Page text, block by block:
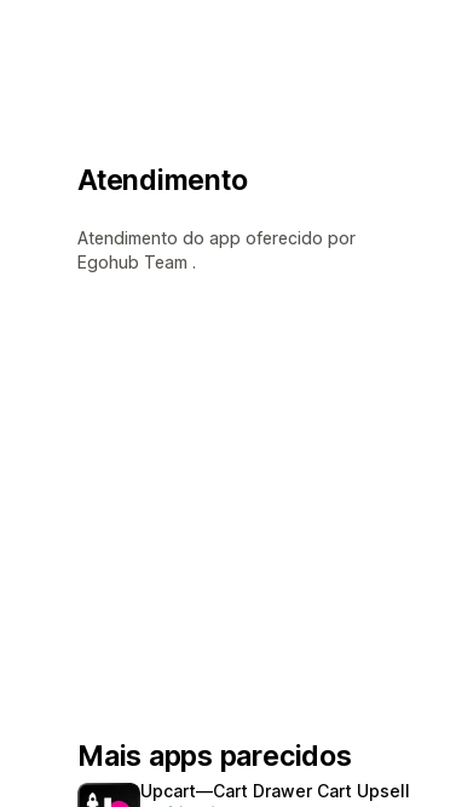
Atendimento
Atendimento do app oferecido por
Egohub Team .
Mais apps parecidos
Upcart—Cart Drawer Cart Upsell